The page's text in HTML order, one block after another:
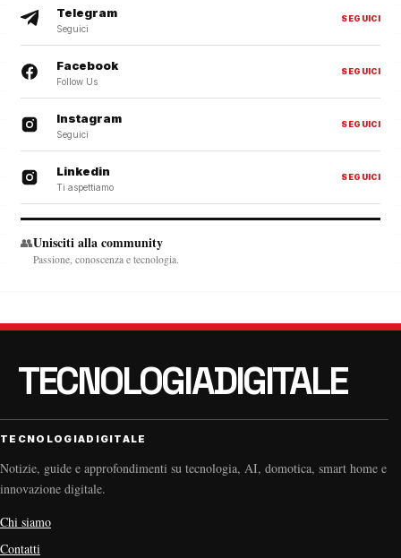
Telegram
Seguici
SEGUICI
Facebook
Follow Us
SEGUICI
Instagram
Seguici
SEGUICI
Linkedin
Ti aspettiamo
SEGUICI
👥Unisciti alla community
Passione, conoscenza e tecnologia.
TECNOLOGIADIGITALE
Notizie, guide e approfondimenti su tecnologia, AI, domotica, smart home e
innovazione digitale.
Chi siamo
Contatti